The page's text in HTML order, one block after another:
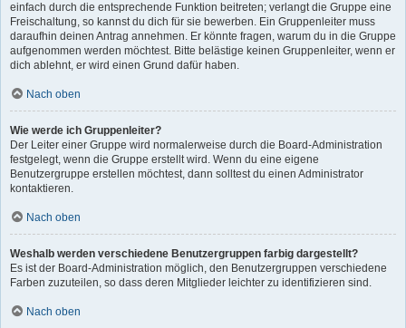
einfach durch die entsprechende Funktion beitreten; verlangt die Gruppe eine
Freischaltung, so kannst du dich für sie bewerben. Ein Gruppenleiter muss
daraufhin deinen Antrag annehmen. Er könnte fragen, warum du in die Gruppe
aufgenommen werden möchtest. Bitte belästige keinen Gruppenleiter, wenn er
dich ablehnt, er wird einen Grund dafür haben.
Nach oben
Wie werde ich Gruppenleiter?
Der Leiter einer Gruppe wird normalerweise durch die Board-Administration
festgelegt, wenn die Gruppe erstellt wird. Wenn du eine eigene
Benutzergruppe erstellen möchtest, dann solltest du einen Administrator
kontaktieren.
Nach oben
Weshalb werden verschiedene Benutzergruppen farbig dargestellt?
Es ist der Board-Administration möglich, den Benutzergruppen verschiedene
Farben zuzuteilen, so dass deren Mitglieder leichter zu identifizieren sind.
Nach oben